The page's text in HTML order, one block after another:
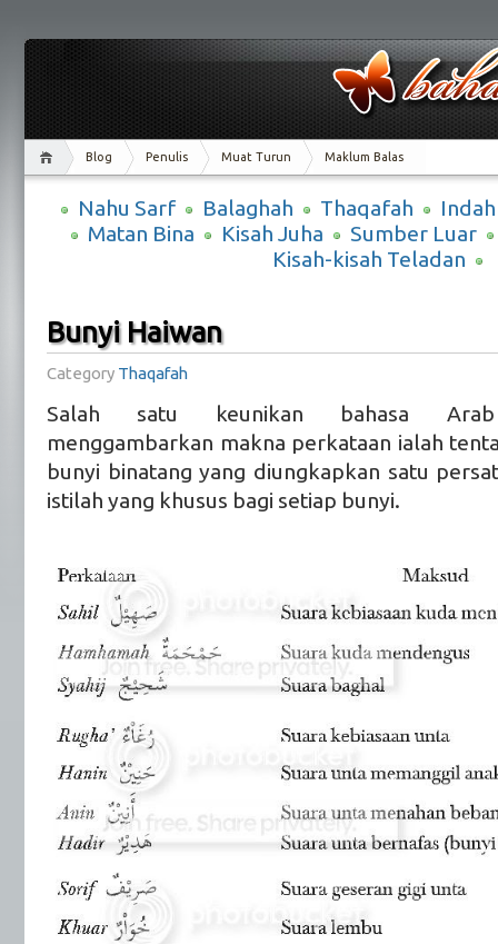
Blog Penulis Muat Turun Maklum Balas
Nahu Sarf Balaghah Thaqafah
Matan Bina
Kisah Juha
Sumber Luar
Kisah-kisah Teladan
Bunyi Haiwan
Category Thaqafah
Salah satu keunikan bahasa
menggambarkan makna perkataan ialah
bunyi binatang yang diungkapkan satu
istilah yang khusus bagi setiap bunyi.